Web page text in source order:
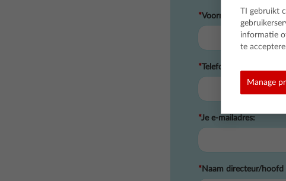
*Voornaam:
* Telefoonnummer:
*Je e-mailadres:
* Naam directeur/hoofd
TI gebruikt
informatie
te
Manage